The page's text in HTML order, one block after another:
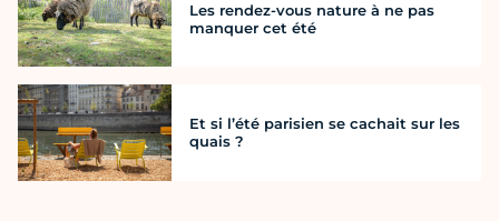
Les rendez-vous nature à ne pas
manquer cet été
Et si l’été parisien se cachait sur les
quais ?